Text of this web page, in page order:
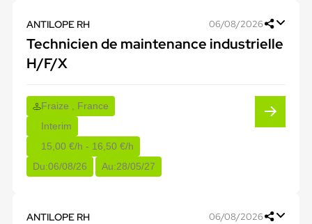
ANTILOPE RH 06/08/2026
Technicien de maintenance industrielle
H/F/X
Fraize , France
Interim
15,00 €/h - 16,50 €/h
Du:06/08/26 Au:28/05/27
ANTILOPE RH 06/08/2026